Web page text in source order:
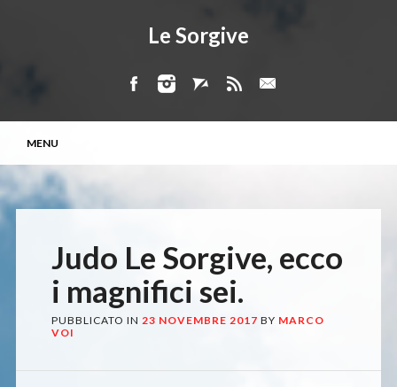
Le Sorgive
Menu principale
contenuto
MENU
Judo Le Sorgive, ecco
i magnifici sei.
PUBBLICATO IN 23 NOVEMBRE 2017 BY MARCO
VOI